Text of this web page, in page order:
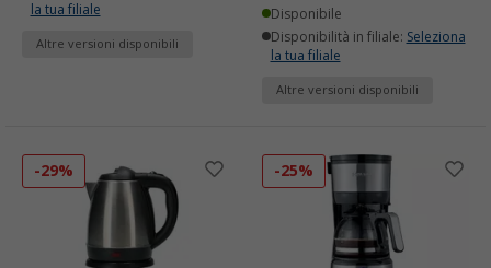
la tua filiale
Altre versioni disponibili
Disponibile
Disponibilità in filiale: Seleziona
la tua filiale
Altre versioni disponibili
-29% -25%